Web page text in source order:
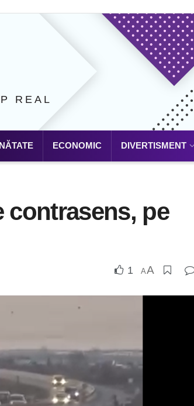
REAL
ECONOMIC DIVERTISMENT
contrasens, pe
1 AA